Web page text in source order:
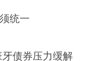
统一
债券压力缓解